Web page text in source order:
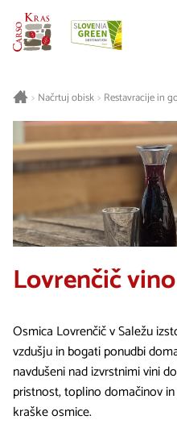
> Načrtuj obisk> Restavracije in
Lovrenčič
Osmica Lovrenčič v Saležu
vzdušju in bogati ponudbi
navdušeni nad izvrstnimi vini
pristnost, toplino domačinov
kraške osmice.